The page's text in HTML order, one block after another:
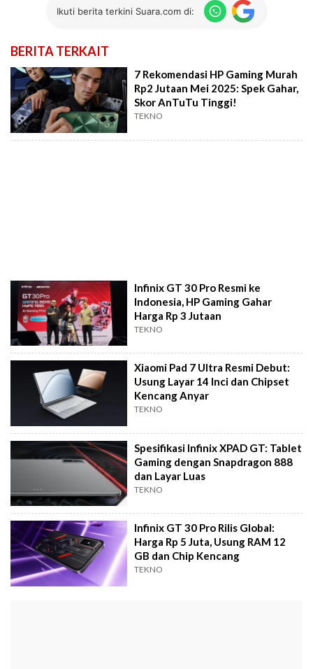
Ikuti berita terkini Suara.com di:
BERITA TERKAIT
7 Rekomendasi HP Gaming Murah
Rp2 Jutaan Mei 2025: Spek Gahar,
Skor AnTuTu Tinggi!
TEKNO
Infinix GT 30 Pro Resmi ke
Indonesia, HP Gaming Gahar
Harga Rp 3 Jutaan
TEKNO
Xiaomi Pad 7 Ultra Resmi Debut:
Usung Layar 14 Inci dan Chipset
Kencang Anyar
TEKNO
Spesifikasi Infinix XPAD GT: Tablet
Gaming dengan Snapdragon 888
dan Layar Luas
TEKNO
Infinix GT 30 Pro Rilis Global:
Harga Rp 5 Juta, Usung RAM 12
GB dan Chip Kencang
TEKNO